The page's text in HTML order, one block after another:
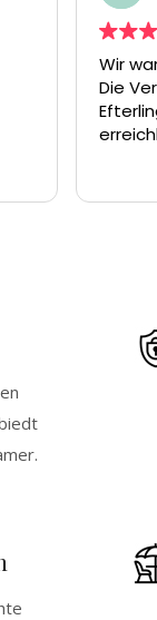
Casita
de
los
Las
y
días